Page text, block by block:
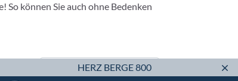
HERZ BERGE 800
können Sie auch ohne Bedenken